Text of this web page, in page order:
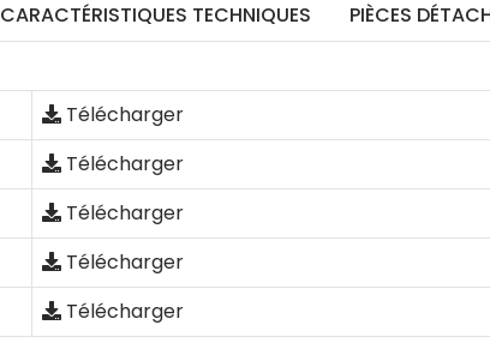
CARACTÉRISTIQUES TECHNIQUES PIÈCES
Télécharger
Télécharger
Télécharger
Télécharger
Télécharger